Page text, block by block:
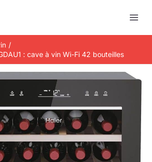
: cave à vin Wi-Fi 42 bouteilles